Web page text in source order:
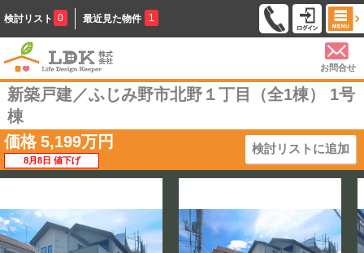
検討リスト 0 最近見た物件 1
お問合せ
新築戸建／ふじみ野市北野１丁目（全1棟） 1号
棟
価格 5,199万円
8月8日 値下げ
検討リストに追加